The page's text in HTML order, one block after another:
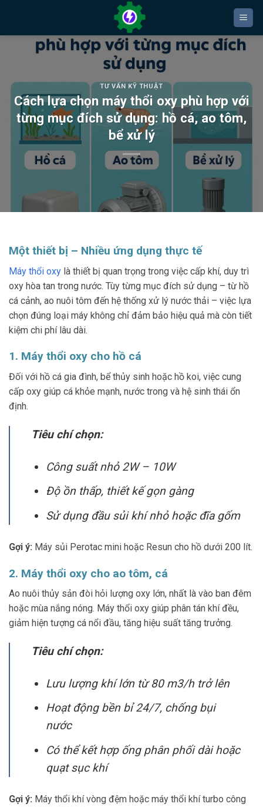
nội
TƯ VẤN KỸ THUẬT
Cách lựa chọn máy thổi oxy phù hợp với
từng mục đích sử dụng: hồ cá, ao tôm,
bể xử lý
Một thiết bị – Nhiều ứng dụng thực tế
Máy thổi oxy là thiết bị quan trọng trong việc cấp khí, duy trì
oxy hòa tan trong nước. Tùy từng mục đích sử dụng – từ hồ
cá cảnh, ao nuôi tôm đến hệ thống xử lý nước thải – việc lựa
chọn đúng loại máy không chỉ đảm bảo hiệu quả mà còn tiết
kiệm chi phí lâu dài.
1. Máy thổi oxy cho hồ cá
Đối với hồ cá gia đình, bể thủy sinh hoặc hồ koi, việc cung
cấp oxy giúp cá khỏe mạnh, nước trong và hệ sinh thái ổn
định.
Tiêu chí chọn:
Công suất nhỏ 2W – 10W
Độ ồn thấp, thiết kế gọn gàng
Sử dụng đầu sủi khí nhỏ hoặc đĩa gốm
Gợi ý: Máy sủi Perotac mini hoặc Resun cho hồ dưới 200 lít.
2. Máy thổi oxy cho ao tôm, cá
Ao nuôi thủy sản đòi hỏi lượng oxy lớn, nhất là vào ban đêm
hoặc mùa nắng nóng. Máy thổi oxy giúp phân tán khí đều,
giảm hiện tượng cá nổi đầu, tăng hiệu suất tăng trưởng.
Tiêu chí chọn:
Lưu lượng khí lớn từ 80 m3/h trở lên
Hoạt động bền bỉ 24/7, chống bụi
nước
Có thể kết hợp ống phân phối dài hoặc
quạt sục khí
Gợi ý: Máy thổi khí vòng đệm hoặc máy thổi khí turbo công